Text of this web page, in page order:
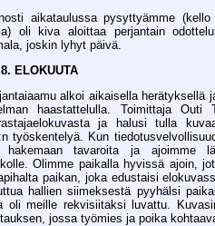
aikataulussa pysyttyämme
oli kiva aloittaa perjantain
joskin lyhyt päivä.
ELOKUUTA
alkoi aikaisella herätyksellä
haastattelulla. Toimittaja Outi
ja halusi tulla
työskentelyä. Kun
tavaroita ja ajoimme
Olimme paikalla hyvissä ajoin,
paikan, joka edustaisi
hallien siimeksestä pyyhälsi
oli meille rekvisiitaksi luvattu.
jossa työmies ja poika